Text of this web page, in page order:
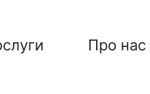
Про нас